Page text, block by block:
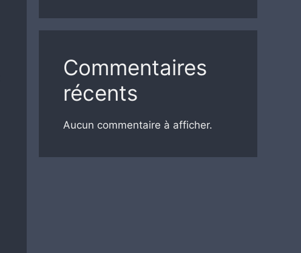
Commentaires
récents
Aucun commentaire à afficher.